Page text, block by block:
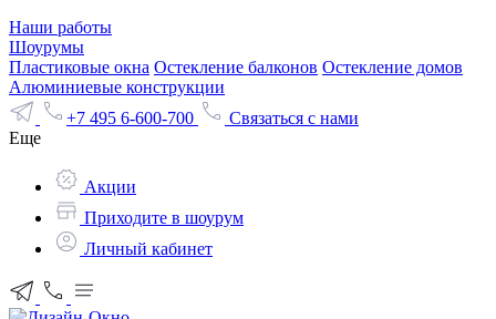
Наши работы
Шоурумы
Пластиковые окна Остекление балконов Остекление домов
Алюминиевые конструкции
+7 495 6-600-700
Связаться с нами
Еще
Акции
Приходите в шоурум
Личный кабинет